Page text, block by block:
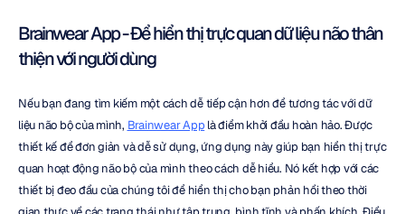
Brainwear App - Để hiển thị trực quan dữ liệu não thân
thiện với người dùng
Nếu bạn đang tìm kiếm một cách dễ tiếp cận hơn để tương tác với dữ
liệu não bộ của mình, Brainwear App là điểm khởi đầu hoàn hảo. Được
thiết kế để đơn giản và dễ sử dụng, ứng dụng này giúp bạn hiển thị trực
quan hoạt động não bộ của mình theo cách dễ hiểu. Nó kết hợp với các
thiết bị đeo đầu của chúng tôi để hiển thị cho bạn phản hồi theo thời